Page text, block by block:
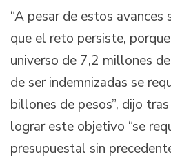
“A pesar de estos
que el reto persiste,
universo de 7,2 millones
de ser indemnizadas se
billones de pesos”, dijo
lograr este objetivo “se
presupuestal sin